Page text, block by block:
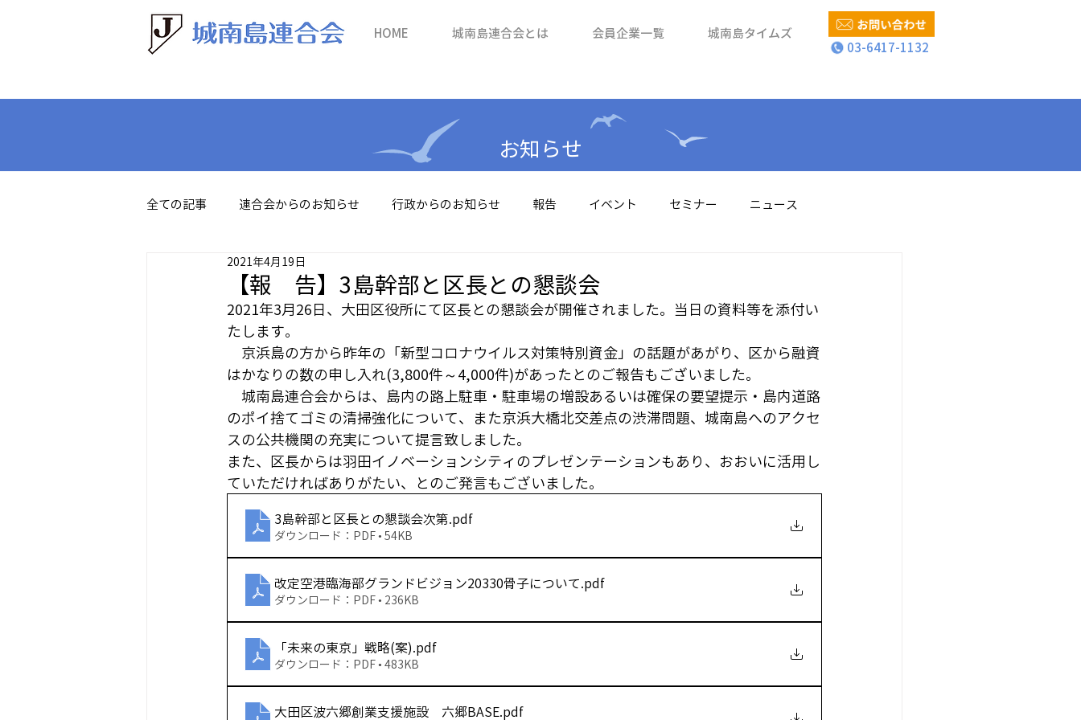
HOME 城南島連合会とは 会員企業一覧
城南島タイムズ
03-6417-1132
お知らせ
全ての記事 連合会からのお知らせ 行政からのお知らせ 報告 イベント セミナー ニュース
【報 告】3島幹部と区長との懇談会
2021年4月19日
2021年3月26日、大田区役所にて区長との懇談会が開催されました。当日の資料等を添付い
たします。
京浜島の方から昨年の「新型コロナウイルス対策特別資金」の話題があがり、区から融資
はかなりの数の申し入れ(3,800件～4,000件)があったとのご報告もございました。
城南島連合会からは、島内の路上駐車・駐車場の増設あるいは確保の要望提示・島内道路
のポイ捨てゴミの清掃強化について、また京浜大橋北交差点の渋滞問題、城南島へのアクセ
スの公共機関の充実について提言致しました。
また、区長からは羽田イノベーションシティのプレゼンテーションもあり、おおいに活用し
ていただければありがたい、とのご発言もございました。
3島幹部と区長との懇談会次第.pdf
ダウンロード：PDF • 54KB
改定空港臨海部グランドビジョン20330骨子について.pdf
ダウンロード：PDF • 236KB
「未来の東京」戦略(案).pdf
ダウンロード：PDF • 483KB
大田区波六郷創業支援施設 六郷BASE.pdf